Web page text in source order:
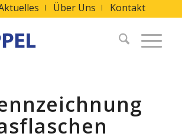
Über Uns Kontakt